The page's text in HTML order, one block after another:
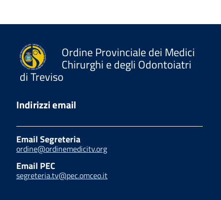
Ordine Provinciale dei Medici
Chirurghi e degli Odontoiatri
di Treviso
Indirizzi email
Email Segreteria
ordine@ordinemedicitv.org
Email PEC
segreteria.tv@pec.omceo.it